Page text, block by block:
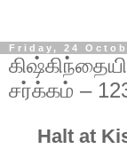
Friday, 24
சர்க்கம் –
Halt at